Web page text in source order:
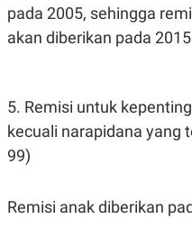
pada 2005, sehingga
akan diberikan pada
5. Remisi untuk
kecuali narapidana yang
99)
Remisi anak diberikan